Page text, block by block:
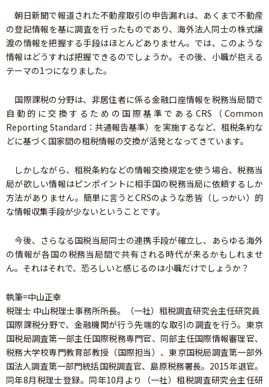
朝日新聞で報道された不動産取引の申告漏れは、あくまで不動産
の登記情報を基に調査を行ったものであり、海外法人同士の株式譲
渡の情報を把握する手段はほとんどありません。では、このような
情報はどうすれば把握できるのでしょうか。その後、小職が抱える
テーマの1つになりました。
国際課税の分野は、非居住者に係る金融口座情報を税務当局間で
自動的に交換するための国際基準であるCRS（Common
Reporting Standard：共通報告基準）を実施するなど、租税条約な
どに基づく国家間の租税情報の交換が活発となってきています。
しかしながら、租税条約などの情報交換規定を使う場合、税務当
局が欲しい情報はピンポイントに相手国の税務当局に依頼するしか
方法がありません。簡単に言うとCRSのような悉皆（しっかい）的
な情報収集手段が少ないということです。
今後、さらなる国税当局同士の連携手段が確立し、あらゆる海外
の情報が各国の税務当局間で共有される時代が来るかもしれませ
ん。それはそれで、恐ろしいと感じるのは小職だけでしょうか？
執筆=中山正幸
税理士 中山税理士事務所所長。（一社）租税調査研究会主任研究員
国際課税分野で、金融機関が行う先端的な取引の調査を行う。東京
国税局調査第一部主任国際税務専門官、同部主任国際情報審理官、
税務大学校専門教育部教授（国際担当）、東京国税局調査第一部外
国法人調査第一部門統括国税調査官、島原税務署長。2015年退官。
同年8月税理士登録。同年10月より（一社）租税調査研究会主任研